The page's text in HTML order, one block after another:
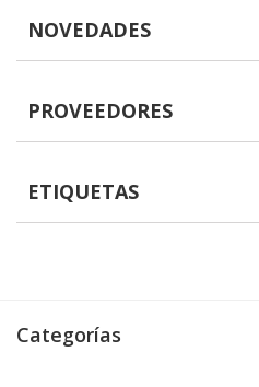
NOVEDADES
PROVEEDORES
ETIQUETAS
Categorías